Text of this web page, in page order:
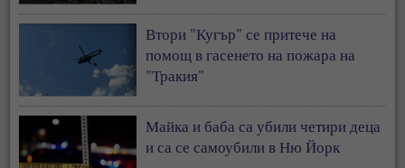
Втори "Кугър" се притече на
помощ в гасенето на пожара на
"Тракия"
Майка и баба са убили четири деца
и са се самоубили в Ню Йорк